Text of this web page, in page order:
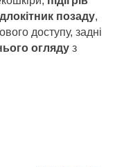
позаду,
доступу, задні
огляду з